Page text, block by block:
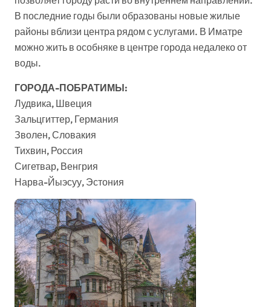
В последние годы были образованы новые жилые
районы вблизи центра рядом с услугами. В Иматре
можно жить в особняке в центре города недалеко от
воды.
ГОРОДА-ПОБРАТИМЫ:
Лудвика, Швеция
Зальцгиттер, Германия
Зволен, Словакия
Тихвин, Россия
Сигетвар, Венгрия
Нарва-Йыэсуу, Эстония